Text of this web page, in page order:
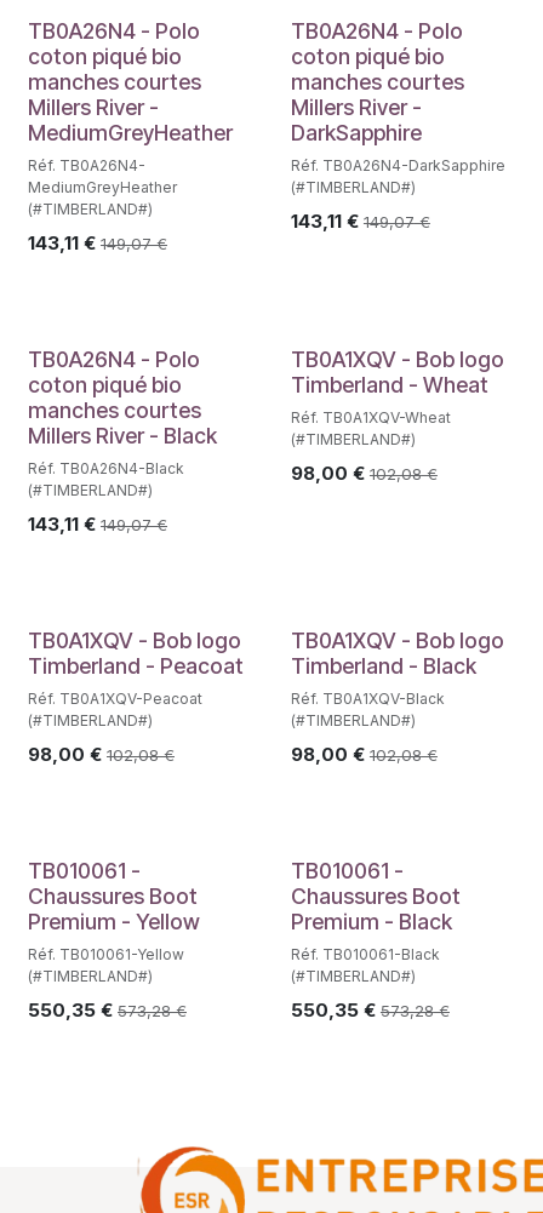
TB0A26N4 - Polo
coton piqué bio
manches courtes
Millers River -
MediumGreyHeather
Réf. TB0A26N4-
MediumGreyHeather
(#TIMBERLAND#)
143,11 € 149,07€
TB0A26N4 - Polo
coton piqué bio
manches courtes
Millers River -
DarkSapphire
Réf. TB0A26N4-DarkSapphire
(#TIMBERLAND#)
143,11€ 149,07€
TB0A26N4 - Polo
coton piqué bio
manches courtes
Millers River - Black
Réf. TB0A26N4-Black
(#TIMBERLAND#)
143,11 € 149,07€
TB0A1XQV - Bob logo
Timberland - Wheat
Réf. TB0A1XQV-Wheat
(#TIMBERLAND#)
98,00 € 102,08€
TB0A1XQV - Bob logo
Timberland - Peacoat
Réf. TB0A1XQV-Peacoat
(#TIMBERLAND#)
98,00 € 102,08€
TB0A1XQV - Bob logo
Timberland - Black
Réf. TB0A1XQV-Black
(#TIMBERLAND#)
98,00 € 102,08€
TB010061 -
Chaussures Boot
Premium - Yellow
Réf. TB010061-Yellow
(#TIMBERLAND#)
550,35 € 573,28€
TB010061 -
Chaussures Boot
Premium - Black
Réf. TB010061-Black
(#TIMBERLAND#)
550,35€ 573,28€